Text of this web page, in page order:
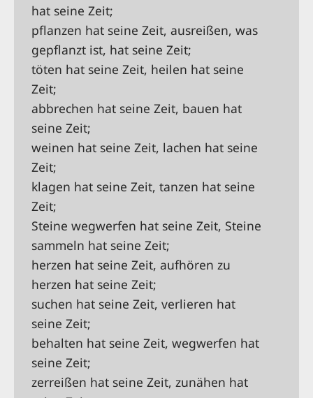
hat seine Zeit;
pflanzen hat seine Zeit, ausreißen, was
gepflanzt ist, hat seine Zeit;
töten hat seine Zeit, heilen hat seine
Zeit;
abbrechen hat seine Zeit, bauen hat
seine Zeit;
weinen hat seine Zeit, lachen hat seine
Zeit;
klagen hat seine Zeit, tanzen hat seine
Zeit;
Steine wegwerfen hat seine Zeit, Steine
sammeln hat seine Zeit;
herzen hat seine Zeit, aufhören zu
herzen hat seine Zeit;
suchen hat seine Zeit, verlieren hat
seine Zeit;
behalten hat seine Zeit, wegwerfen hat
seine Zeit;
zerreißen hat seine Zeit, zunähen hat